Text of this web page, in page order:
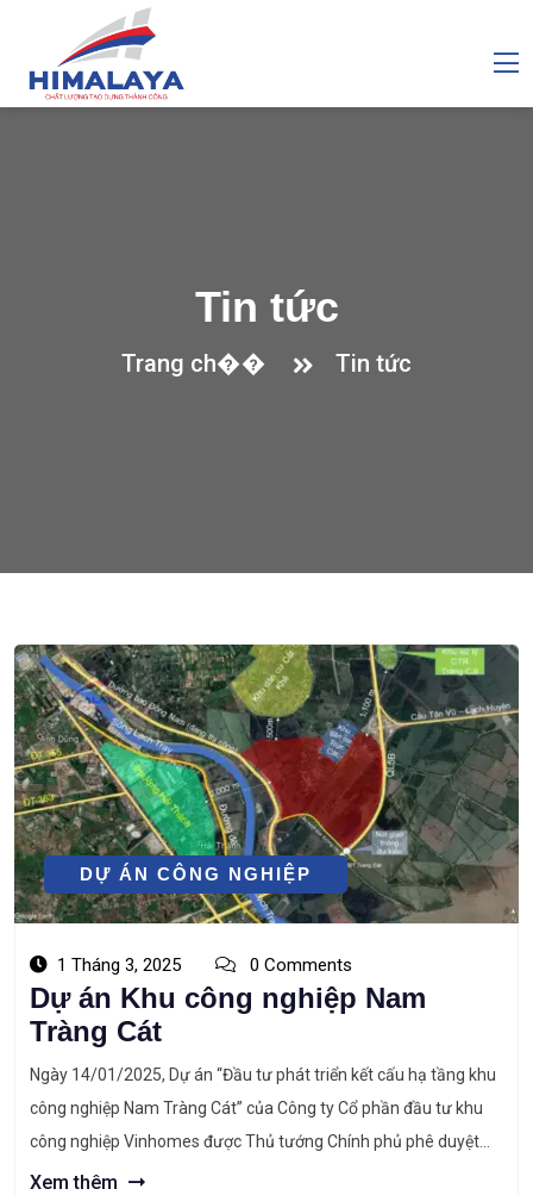
Tin tức
Trang ch�� Tin tức
DỰ ÁN CÔNG NGHIỆP
1 Tháng 3, 2025 0 Comments
Dự án Khu công nghiệp Nam
Tràng Cát
Ngày 14/01/2025, Dự án “Đầu tư phát triển kết cấu hạ tầng khu
công nghiệp Nam Tràng Cát” của Công ty Cổ phần đầu tư khu
công nghiệp Vinhomes được Thủ tướng Chính phủ phê duyệt
chủ trương đầu tư tại Quyết định số 101/QĐ-TTg. Thông tin
Xem thêm